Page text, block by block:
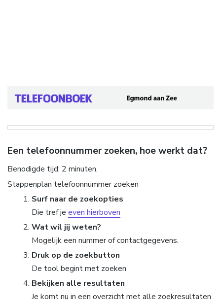
Een telefoonnummer zoeken, hoe werkt dat?
Benodigde tijd: 2 minuten.
Stappenplan telefoonnummer zoeken
Surf naar de zoekopties
Die tref je even hierboven
Wat wil jij weten?
Mogelijk een nummer of contactgegevens.
Druk op de zoekbutton
De tool begint met zoeken
Bekijken alle resultaten
Je komt nu in een overzicht met alle zoekresultaten